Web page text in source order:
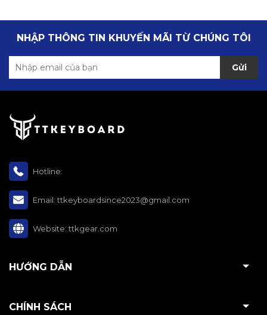
- Cảm biến: PAW3950Ultra
- Receiver: GEM 8K
- DPI tối đa: 42.000 DPI
- Switch: quang ATK Optical Switch
- Encoder: TTC Gold
- Feet: PTFE Teflon
- Pin: 300mAh
- Độ trễ 0,163ms
NHẬP THÔNG TIN KHUYẾN MÃI TỪ CHÚNG TÔI
Gửi
Hotline:
Email:ttkeyboardsince2023@gmail.com
Website:ttkgear.com
HƯỚNG DẪN
CHÍNH SÁCH